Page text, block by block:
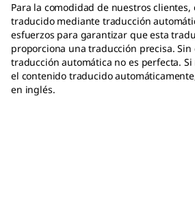
Para la comodidad de nuestros clientes,
traducido mediante traducción
esfuerzos para garantizar que esta
proporciona una traducción precisa. Sin
traducción automática no es perfecta.
el contenido traducido
en inglés.